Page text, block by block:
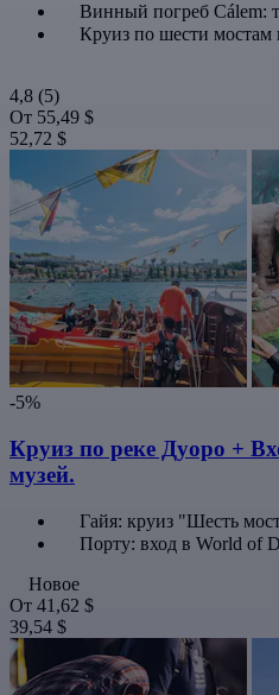
Винный погреб Cálem:
Круиз по шести
4,8 (5)
От 55,49 $
52,72 $
-5%
Круиз по реке Дуоро +
музей.
Гайя: круиз "Шесть
Порту: вход в World of
Новое
От 41,62 $
39,54 $